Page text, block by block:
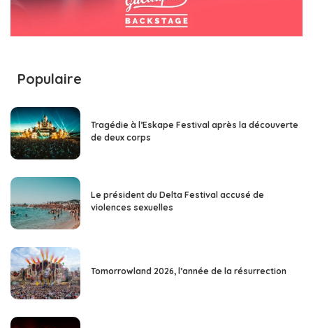
Populaire
Tragédie à l’Eskape Festival après la découverte
de deux corps
Le président du Delta Festival accusé de
violences sexuelles
Tomorrowland 2026, l’année de la résurrection